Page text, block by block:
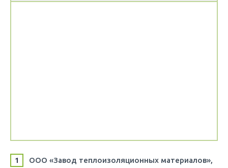
ООО «Завод теплоизоляционных материалов»,